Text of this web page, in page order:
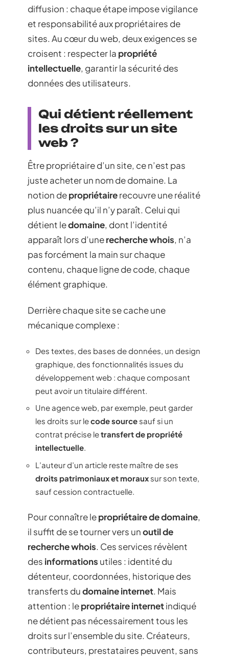
diffusion : chaque étape impose vigilance
et responsabilité aux propriétaires de
sites. Au cœur du web, deux exigences se
croisent : respecter la propriété
intellectuelle, garantir la sécurité des
données des utilisateurs.
Qui détient réellement
les droits sur un site
web ?
Être propriétaire d’un site, ce n’est pas
juste acheter un nom de domaine. La
notion depropriétairerecouvre une réalité
plus nuancée qu’il n’y paraît. Celui qui
détient ledomaine, dont l’identité
apparaît lors d’unerecherche whois, n’a
pas forcément la main sur chaque
contenu, chaque ligne de code, chaque
élément graphique.
Derrière chaque site se cache une
mécanique complexe :
Des textes, des bases de données, un design
graphique, des fonctionnalités issues du
développement web : chaque composant
peut avoir un titulaire différent.
Une agence web, par exemple, peut garder
les droits sur lecode source sauf si un
contrat précise letransfert de propriété
intellectuelle.
L’auteur d’un article reste maître de ses
droits patrimoniaux et moraux sur son texte,
sauf cession contractuelle.
Pour connaître lepropriétaire de domaine,
il suffit de se tourner vers unoutil de
recherche whois. Ces services révèlent
des informations utiles : identité du
détenteur, coordonnées, historique des
transferts dudomaine internet. Mais
attention : lepropriétaire internetindiqué
ne détient pas nécessairement tous les
droits sur l’ensemble du site. Créateurs,
contributeurs, prestataires peuvent, sans